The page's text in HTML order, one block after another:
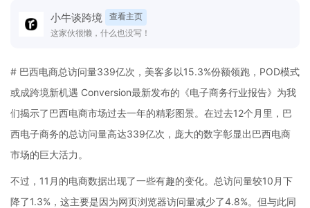
小牛谈跨境
查看主页
这家伙很懒，什么也没写！
# 巴西电商总访问量339亿次，美客多以15.3%份额领跑，POD模式
或成跨境新机遇 Conversion最新发布的《电子商务行业报告》为我
们揭示了巴西电商市场过去一年的精彩图景。在过去12个月里，巴
西电子商务的总访问量高达339亿次，庞大的数字彰显出巴西电商
市场的巨大活力。
不过，11月的电商数据出现了一些有趣的变化。总访问量较10月下
降了1.3%，这主要是因为网页浏览器访问量减少了4.8%。但与此同